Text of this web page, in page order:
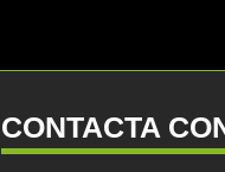
CONTACTA